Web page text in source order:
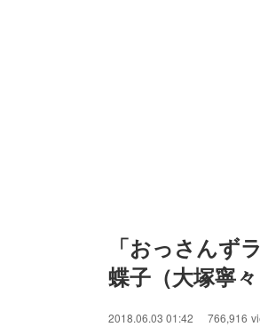
「おっさんず
蝶子（大塚寧
2018.06.03 01:42 766,916